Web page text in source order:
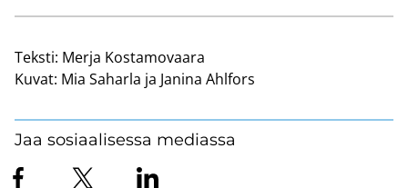
Teksti: Merja Kostamovaara
Kuvat: Mia Saharla ja Janina Ahlfors
Jaa sosiaalisessa mediassa